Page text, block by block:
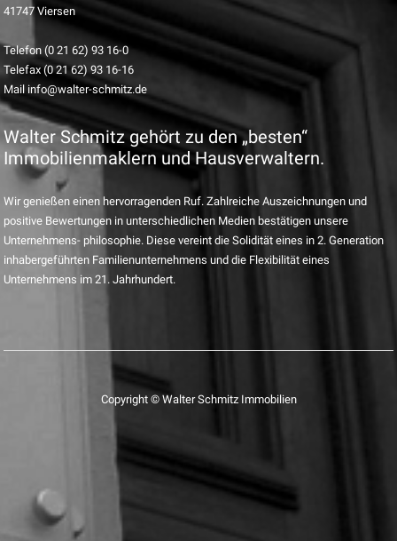
41747 Viersen
Telefon (0 21 62) 93 16-0
Telefax (0 21 62) 93 16-16
Mail info@walter-schmitz.de
Walter Schmitz gehört zu den „besten“
Immobilienmaklern und Hausverwaltern.
Wir genießen einen hervorragenden Ruf. Zahlreiche Auszeichnungen und
positive Bewertungen in unterschiedlichen Medien bestätigen unsere
Unternehmens- philosophie. Diese vereint die Solidität eines in 2. Generation
inhabergeführten Familienunternehmens und die Flexibilität eines
Unternehmens im 21. Jahrhundert.
Copyright © Walter Schmitz Immobilien